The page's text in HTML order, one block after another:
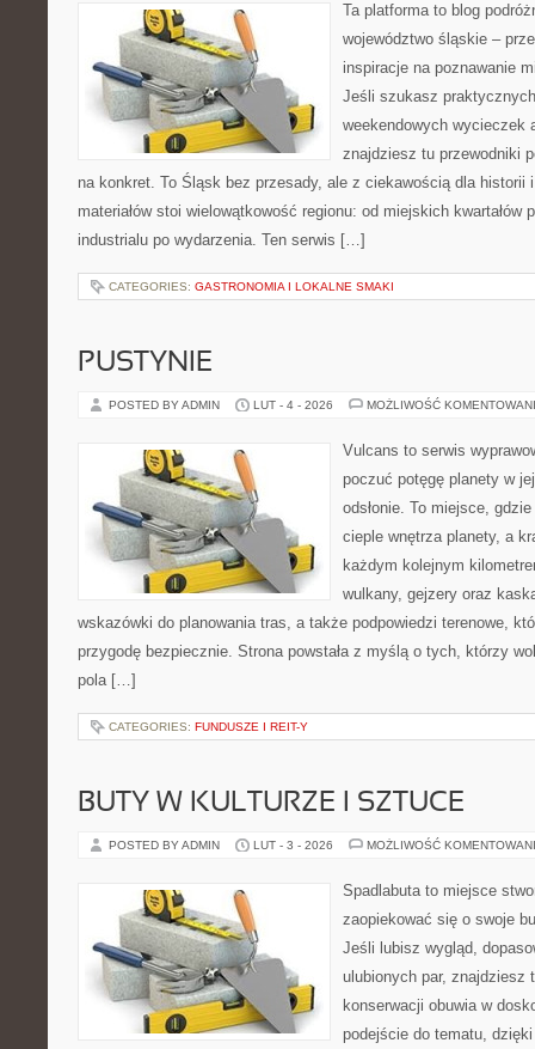
Ta platforma to blog
województwo śląskie –
inspiracje na poznawanie
Jeśli szukasz
weekendowych wycieczek
znajdziesz tu przewodniki
na konkret. To Śląsk bez przesady, ale z ciekawością dla historii
materiałów stoi wielowątkowość regionu: od miejskich kwartałów
industrialu po wydarzenia. Ten serwis […]
CATEGORIES: GASTRONOMIA I LOKALNE SMAKI
PUSTYNIE
POSTED BY ADMIN LUT - 4 - 2026 MOŻLIWOŚĆ
Vulcans to serwis
poczuć potęgę planety w
odsłonie. To miejsce,
cieple wnętrza planety, a
każdym kolejnym
wulkany, gejzery oraz
wskazówki do planowania tras, a także podpowiedzi terenowe,
przygodę bezpiecznie. Strona powstała z myślą o tych, którzy
pola […]
CATEGORIES: FUNDUSZE I REIT-Y
BUTY W KULTURZE I SZTUCE
POSTED BY ADMIN LUT - 3 - 2026 MOŻLIWOŚĆ
Spadlabuta to miejsce
zaopiekować się o swoje
Jeśli lubisz wygląd,
ulubionych par, znajdziesz
konserwacji obuwia w
podejście do tematu,